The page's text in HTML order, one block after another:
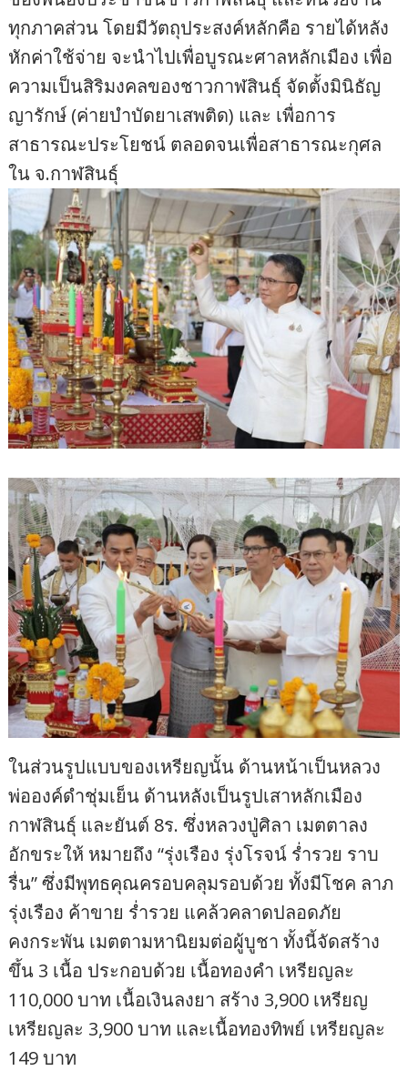
ทุกภาคส่วน โดยมีวัตถุประสงค์หลักคือ รายได้หลัง
หักค่าใช้จ่าย จะนำไปเพื่อบูรณะศาลหลักเมือง เพื่อ
ความเป็นสิริมงคลของชาวกาฬสินธุ์ จัดตั้งมินิธัญ
ญารักษ์ (ค่ายบำบัดยาเสพติด) และ เพื่อการ
สาธารณะประโยชน์ ตลอดจนเพื่อสาธารณะกุศล
ใน จ.กาฬสินธุ์
ในส่วนรูปแบบของเหรียญนั้น ด้านหน้าเป็นหลวง
พ่อองค์ดำชุ่มเย็น ด้านหลังเป็นรูปเสาหลักเมือง
กาฬสินธุ์ และยันต์ 8ร. ซึ่งหลวงปู่ศิลา เมตตาลง
อักขระให้ หมายถึง “รุ่งเรือง รุ่งโรจน์ ร่ำรวย ราบ
รื่น” ซึ่งมีพุทธคุณครอบคลุมรอบด้วย ทั้งมีโชค ลาภ
รุ่งเรือง ค้าขาย ร่ำรวย แคล้วคลาดปลอดภัย
คงกระพัน เมตตามหานิยมต่อผู้บูชา ทั้งนี้จัดสร้าง
ขึ้น 3 เนื้อ ประกอบด้วย เนื้อทองคำ เหรียญละ
110,000 บาท เนื้อเงินลงยา สร้าง 3,900 เหรียญ
เหรียญละ 3,900 บาท และเนื้อทองทิพย์ เหรียญละ
149 บาท